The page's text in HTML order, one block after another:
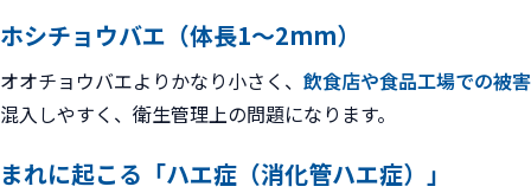
ホシチョウバエ（体長1〜2mm）
オオチョウバエよりかなり小さく、 飲食店や食品工場での被害
混入しやすく、衛生管理上の問題になります。
まれに起こる「ハエ症（消化管ハエ症）」